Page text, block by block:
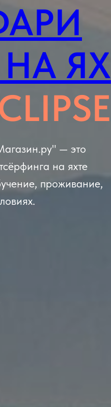
НА ЯХ
— это
на яхте
проживание,